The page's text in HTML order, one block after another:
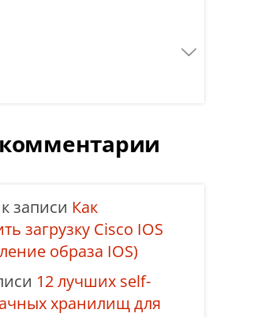
к записи Как
загрузку Cisco IOS
образа IOS)
12 лучших self-
хранилищ для